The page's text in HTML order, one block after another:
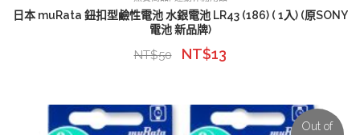
日本 muRata 鈕扣型鹼性電池 水銀電池 LR43 (186) ( 1入) (原SONY
電池 新品牌)
NT$50 NT$13
Out of